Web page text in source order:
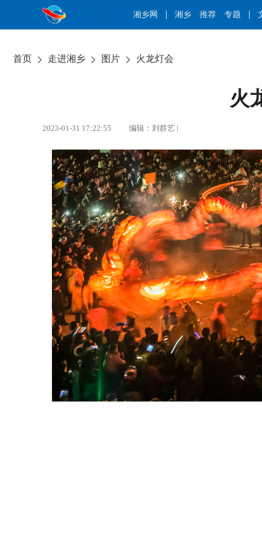
湘乡网 湘乡 推荐 专题
首页 走进湘乡 图片 火龙灯会
火
2023-01-31 17:22:55 编辑：刘群艺 |